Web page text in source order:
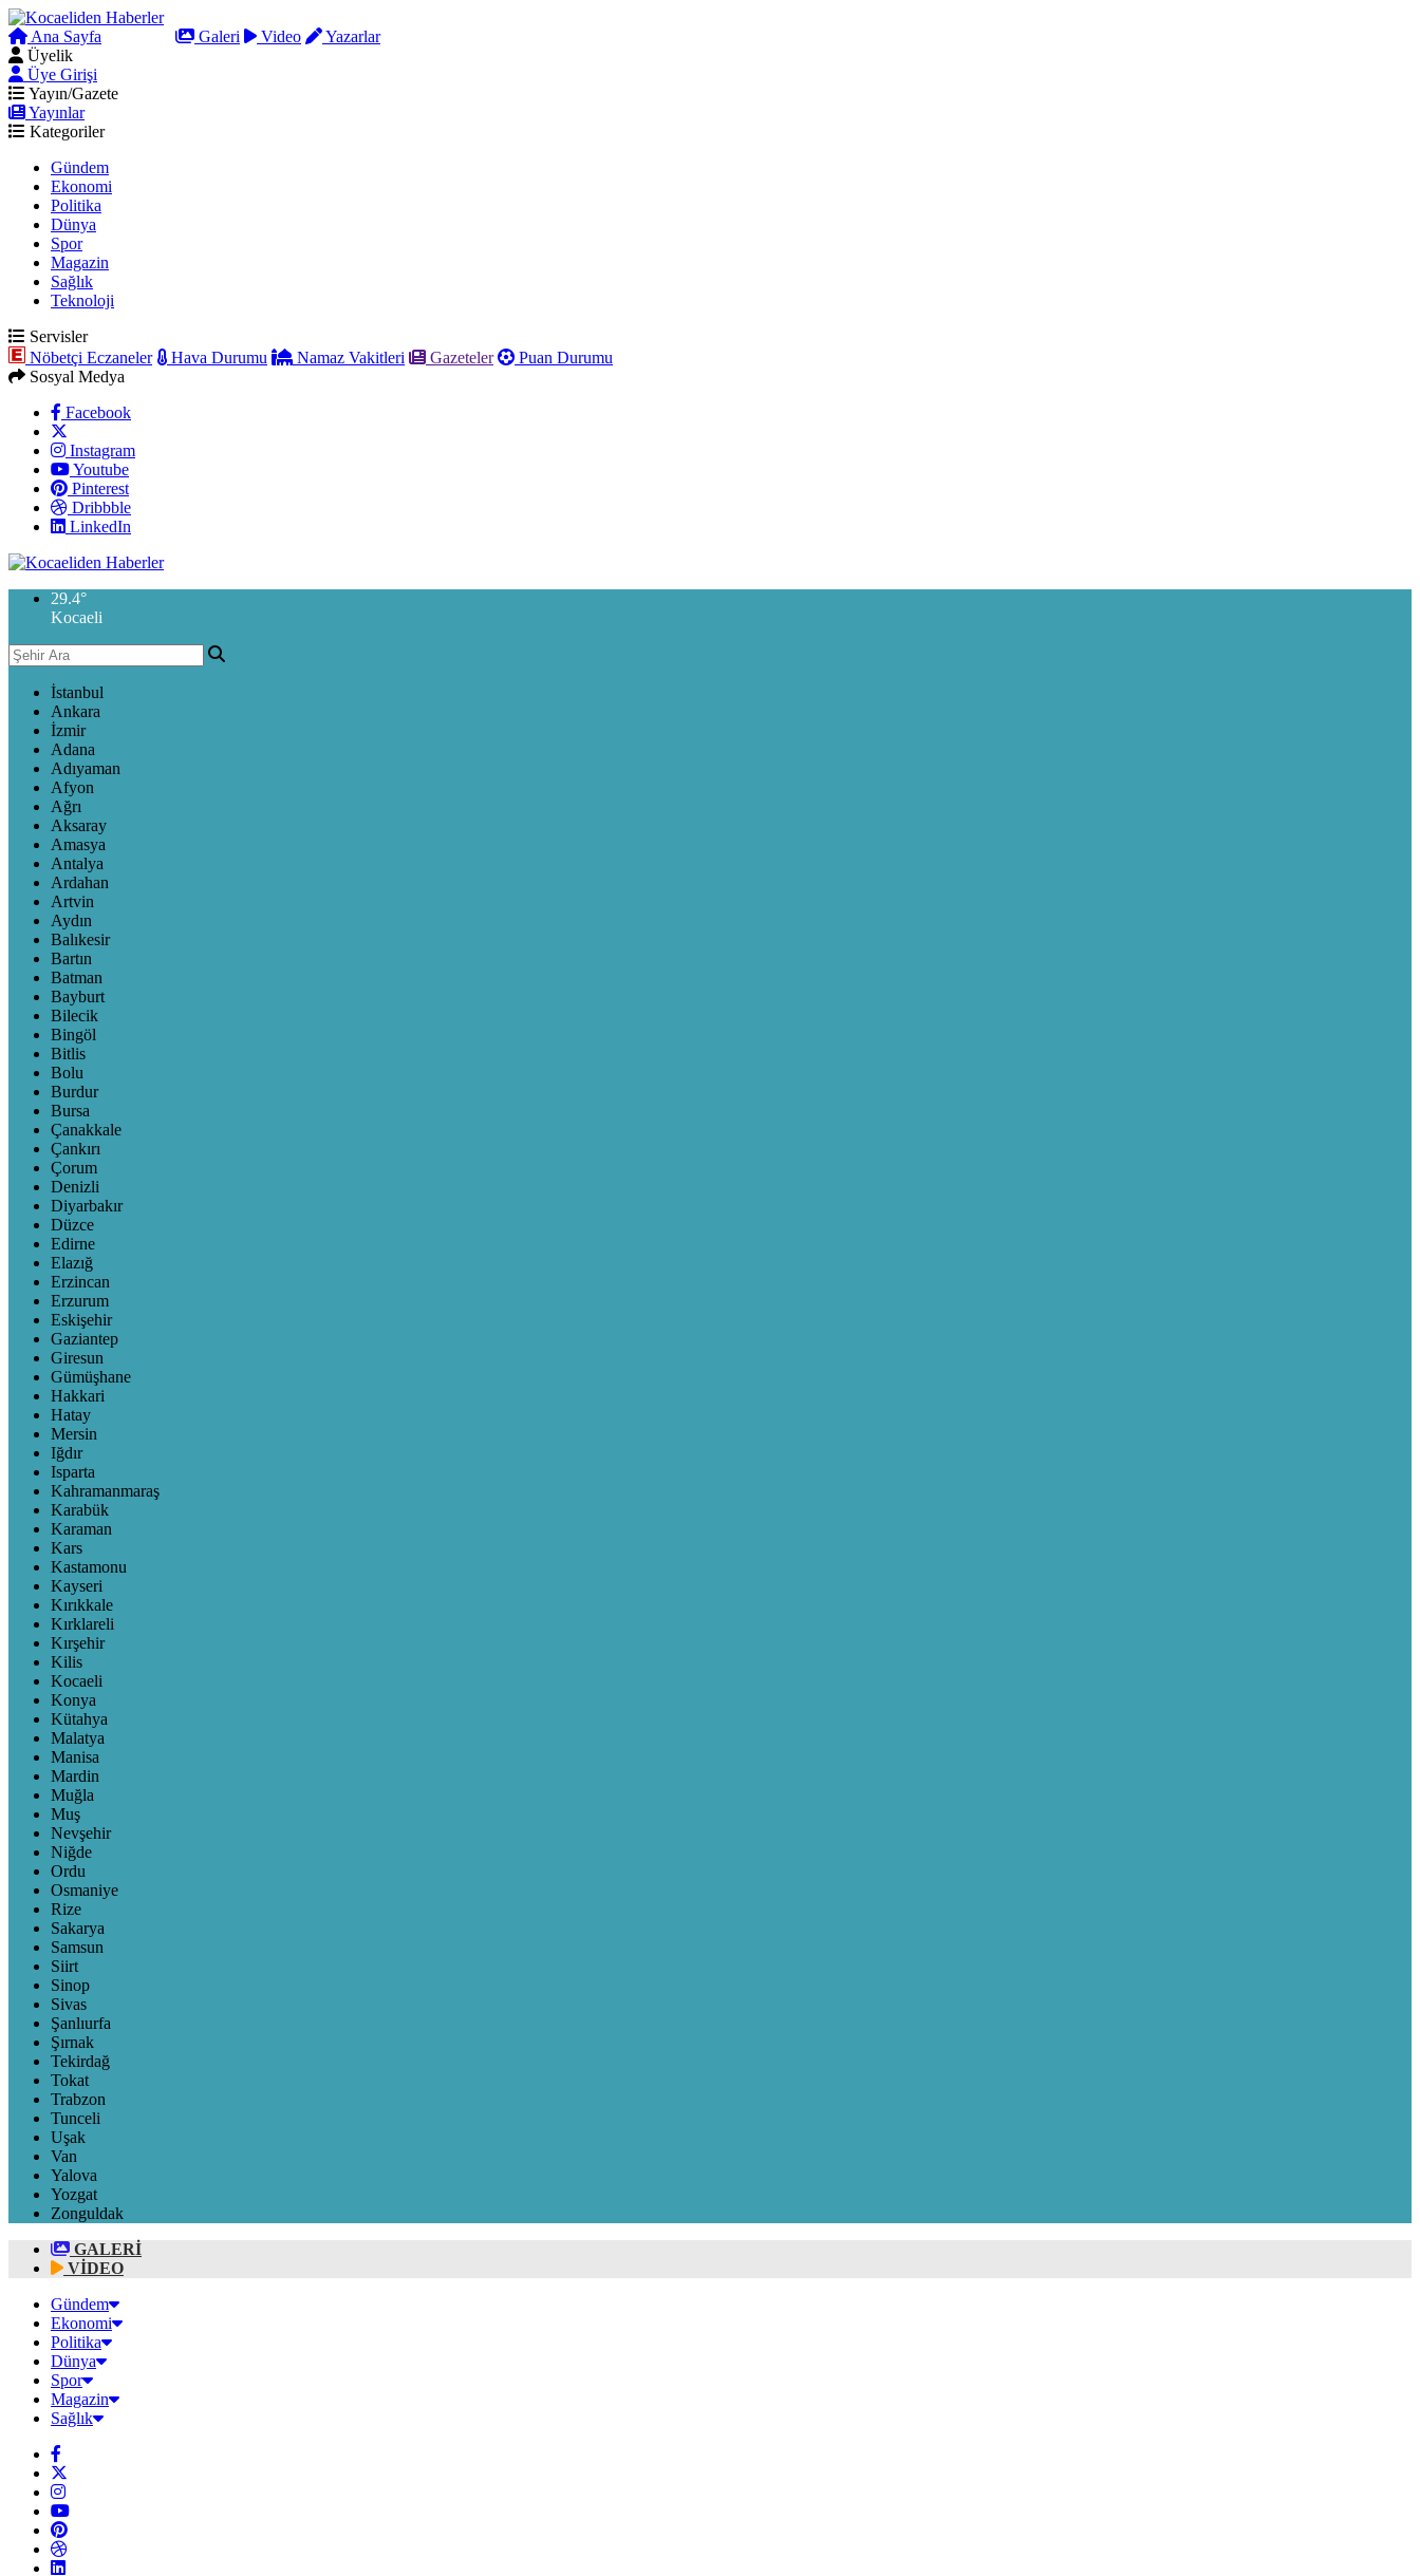
Ana Sayfa Galeri Video
Yazarlar
Üyelik
Üye Girişi
Yayın/Gazete
Yayınlar
Kategoriler
Gündem
Ekonomi
Politika
Dünya
Spor
Magazin
Sağlık
Teknoloji
Servisler
Nöbetçi Eczaneler
Hava Durumu Namaz Vakitleri Gazeteler
Puan Durumu
Sosyal Medya
Facebook
Instagram
Youtube
Pinterest
Dribbble
LinkedIn
29.4°
Kocaeli
İstanbul
Ankara
İzmir
Adana
Adıyaman
Afyon
Ağrı
Aksaray
Amasya
Antalya
Ardahan
Artvin
Aydın
Balıkesir
Bartın
Batman
Bayburt
Bilecik
Bingöl
Bitlis
Bolu
Burdur
Bursa
Çanakkale
Çankırı
Çorum
Denizli
Diyarbakır
Düzce
Edirne
Elazığ
Erzincan
Erzurum
Eskişehir
Gaziantep
Giresun
Gümüşhane
Hakkari
Hatay
Mersin
Iğdır
Isparta
Kahramanmaraş
Karabük
Karaman
Kars
Kastamonu
Kayseri
Kırıkkale
Kırklareli
Kırşehir
Kilis
Kocaeli
Konya
Kütahya
Malatya
Manisa
Mardin
Muğla
Muş
Nevşehir
Niğde
Ordu
Osmaniye
Rize
Sakarya
Samsun
Siirt
Sinop
Sivas
Şanlıurfa
Şırnak
Tekirdağ
Tokat
Trabzon
Tunceli
Uşak
Van
Yalova
Yozgat
Zonguldak
GALERİ
VİDEO
Gündem
Ekonomi
Politika
Dünya
Spor
Magazin
Sağlık